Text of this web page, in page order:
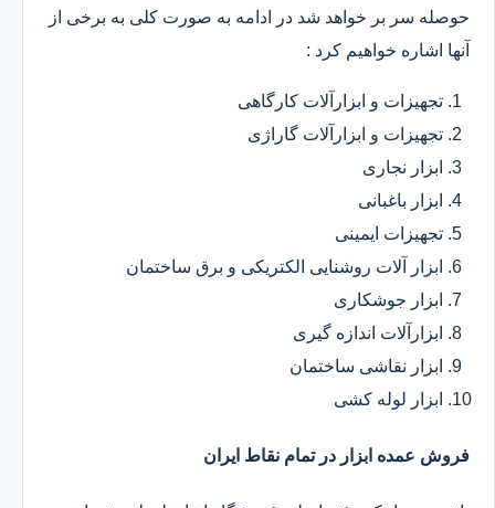
حوصله سر بر خواهد شد در ادامه به صورت کلی به برخی از
آنها اشاره خواهیم کرد :
تجهیزات و ابزارآلات کارگاهی
تجهیزات و ابزارآلات گاراژی
ابزار نجاری
ابزار باغبانی
تجهیزات ایمینی
ابزار آلات روشنایی الکتریکی و برق ساختمان
ابزار جوشکاری
ابزارآلات اندازه گیری
ابزار نقاشی ساختمان
ابزار لوله کشی
فروش عمده ابزار در تمام نقاط ایران